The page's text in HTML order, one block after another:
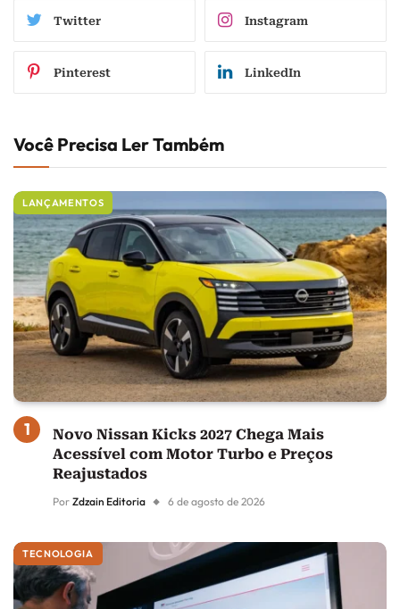
Twitter Instagram
Pinterest LinkedIn
Você Precisa Ler Também
LANÇAMENTOS
Novo Nissan Kicks 2027 Chega Mais
Acessível com Motor Turbo e Preços
Reajustados
Por Zdzain Editoria 6 de agosto de 2026
TECNOLOGIA